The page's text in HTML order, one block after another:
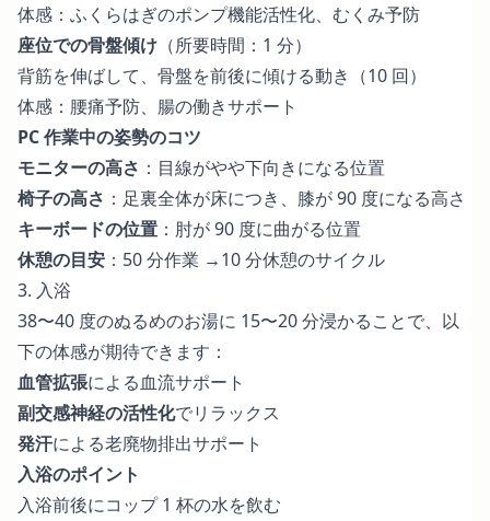
体感：ふくらはぎのポンプ機能活性化、むくみ予防
座位での骨盤傾け （所要時間：1 分）
背筋を伸ばして、骨盤を前後に傾ける動き（10 回）
体感：腰痛予防、腸の働きサポート
PC 作業中の姿勢のコツ
モニターの高さ ：目線がやや下向きになる位置
椅子の高さ ：足裏全体が床につき、膝が 90 度になる高さ
キーボードの位置 ：肘が 90 度に曲がる位置
休憩の目安 ：50 分作業 →10 分休憩のサイクル
3. 入浴
38〜40 度のぬるめのお湯に 15〜20 分浸かることで、以
下の体感が期待できます：
血管拡張による血流サポート
副交感神経の活性化でリラックス
発汗による老廃物排出サポート
入浴のポイント
入浴前後にコップ 1 杯の水を飲む